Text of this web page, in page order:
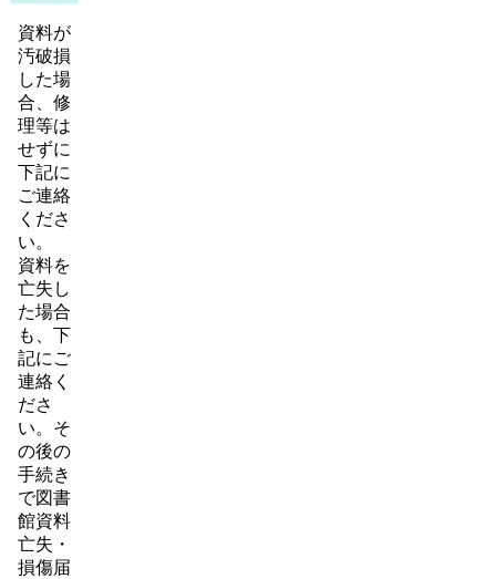
資料が
汚破損
した場
合、修
理等は
せずに
下記に
ご連絡
くださ
い。
資料を
亡失し
た場合
も、下
記にご
連絡く
ださ
い。そ
の後の
手続き
で図書
館資料
亡失・
損傷届